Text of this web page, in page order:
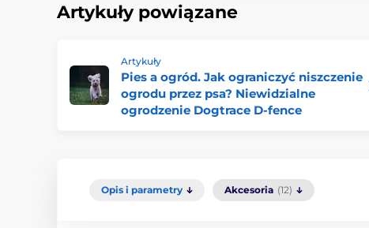
Artykuły powiązane
Artykuły
Pies a ogród. Jak ograniczyć niszczenie
ogrodu przez psa? Niewidzialne
ogrodzenie Dogtrace D-fence
Opis i parametry Akcesoria (12)